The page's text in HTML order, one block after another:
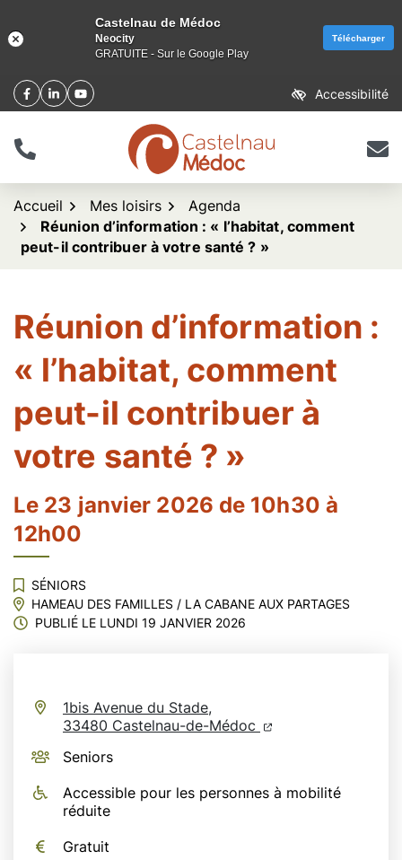
Aller
au
Facebook
(ouverture dans un nouvel onglet)
Linkedin
(ouverture dans un nouvel onglet)
YouTube
(ouverture dans un nouvel onglet) Accessibilité
Tél. logo Castelnau de
Accueil Mes loisirs
Agenda
Réunion d’information : « l’habitat, comment
peut-il contribuer à votre santé ? »
Réunion d’information :
« l’habitat, comment
peut-il contribuer à
votre santé ? »
Le 23 janvier 2026 de 10h30 à
12h00
SÉNIORS
HAMEAU DES FAMILLES / LA CABANE AUX PARTAGES
PUBLIÉ LE LUNDI 19 JANVIER 2026
1bis Avenue du Stade,
33480 Castelnau-de-Médoc (ouverture dans un
(ouverture dans
Seniors
Accessible pour les personnes à mobilité
réduite
Gratuit
Castelnau de Médoc
Neocity
GRATUITE - Sur le Google Play
Télécharger